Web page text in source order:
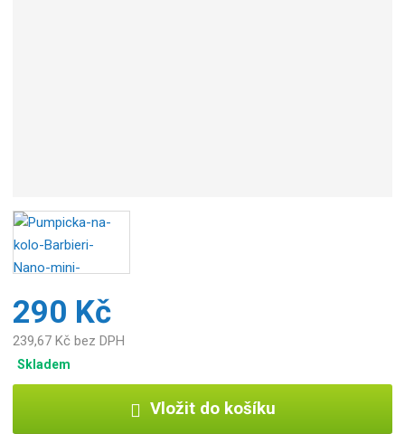
290 Kč
239,67 Kč bez DPH
Skladem
Vložit do košíku